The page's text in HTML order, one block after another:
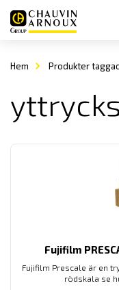
Hem Produkter
Fujifilm
Fujifilm Prescale är en
rödskala se